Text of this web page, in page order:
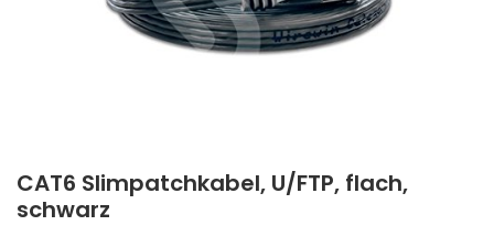
CAT6 Slimpatchkabel, U/FTP, flach,
schwarz